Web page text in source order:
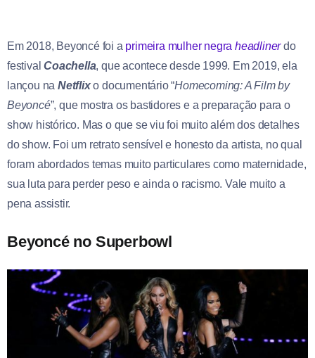
Em 2018, Beyoncé foi a primeira mulher negraheadlinerdo
festivalCoachella, que acontece desde 1999. Em 2019, ela
lançou na Netflixo documentário “Homecoming: A Film by
Beyoncé”, que mostra os bastidores e a preparação para o
show histórico. Mas o que se viu foi muito além dos detalhes
do show. Foi um retrato sensível e honesto da artista, no qual
foram abordados temas muito particulares como maternidade,
sua luta para perder peso e ainda o racismo. Vale muito a
pena assistir.
Beyoncé no Superbowl